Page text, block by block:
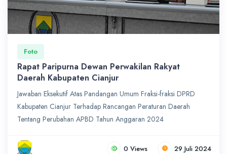
Foto
Rapat Paripurna Dewan Perwakilan Rakyat
Daerah Kabupaten Cianjur
Jawaban Eksekutif Atas Pandangan Umum Fraksi-fraksi DPRD
Kabupaten Cianjur Terhadap Rancangan Peraturan Daerah
Tentang Perubahan APBD Tahun Anggaran 2024
0 Views 29 Juli 2024